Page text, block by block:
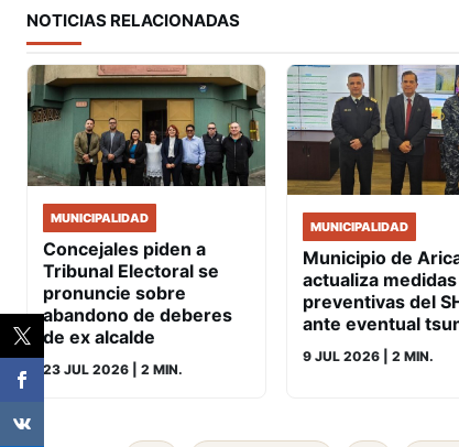
NOTICIAS RELACIONADAS
MUNICIPALIDAD
Concejales piden a
Tribunal Electoral se
pronuncie sobre
abandono de deberes
de ex alcalde
23 JUL 2026 | 2 MIN.
MUNICIPALIDAD
Municipio de
actualiza medidas
preventivas del
ante eventual
9 JUL 2026 | 2 MIN.